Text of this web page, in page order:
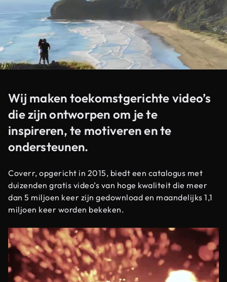
Wij maken toekomstgerichte video’s
die zijn ontworpen om je te
inspireren, te motiveren en te
ondersteunen.
Coverr, opgericht in 2015, biedt een catalogus met
duizenden gratis video’s van hoge kwaliteit die meer
dan 5 miljoen keer zijn gedownload en maandelijks 1,1
miljoen keer worden bekeken.